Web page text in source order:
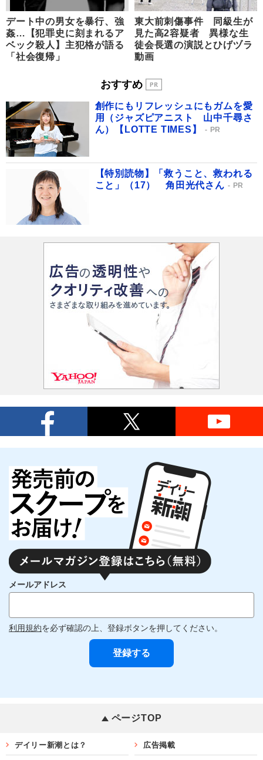
デート中の男女を暴行、強
姦…【犯罪史に刻まれるア
ベック殺人】主犯格が語る
「社会復帰」
東大前刺傷事件 同級生が
見た高2容疑者 異様な生
徒会長選の演説とひげヅラ
動画
おすすめ
創作にもリフレッシュにもガムを愛
用（ジャズピアニスト 山中千尋さ
ん）【LOTTE TIMES】
PR
【特別読物】「救うこと、救われる
こと」（17） 角田光代さん
PR
メールアドレス
利用規約を必ず確認の上、登録ボタンを押してください。
ページTOP
デイリー新潮とは？ 広告掲載